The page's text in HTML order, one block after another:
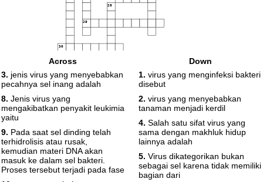
28
29
30
Across
3. jenis virus yang menyebabkan
pecahnya sel inang adalah
8. Jenis virus yang
mengakibatkan penyakit leukimia
yaitu
9. Pada saat sel dinding telah
terhidrolisis atau rusak,
kemudian materi DNA akan
masuk ke dalam sel bakteri.
Proses tersebut terjadi pada fase
Down
1. virus yang menginfeksi bakteri
disebut
2. virus yang menyebabkan
tanaman menjadi kerdil
4. Salah satu sifat virus yang
sama dengan makhluk hidup
lainnya adalah
5. Virus dikategorikan bukan
sebagai sel karena tidak memiliki
bagian dari